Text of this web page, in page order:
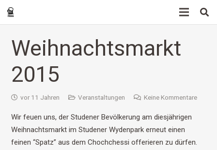
Weihnachtsmarkt
2015
vor 11 Jahren Veranstaltungen Keine Kommentare
Wir feuen uns, der Studener Bevölkerung am diesjährigen
Weihnachtsmarkt im Studener Wydenpark erneut einen
feinen “Spatz” aus dem Chochchessi offerieren zu dürfen.